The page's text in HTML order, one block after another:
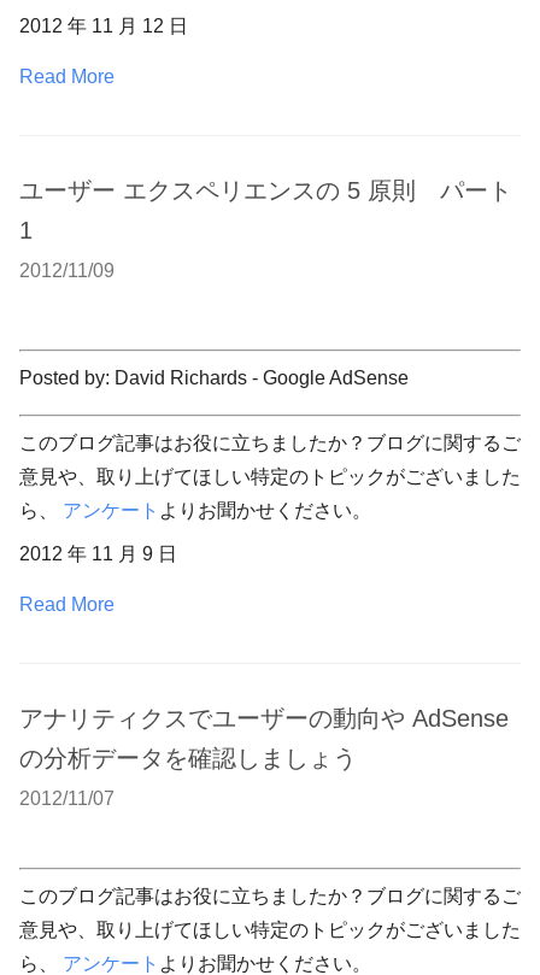
2012 年 11 月 12 日
Read More
ユーザー エクスペリエンスの 5 原則 パート
1
2012/11/09
Posted by: David Richards - Google AdSense
このブログ記事はお役に立ちましたか？ブログに関するご
意見や、取り上げてほしい特定のトピックがございました
ら、 アンケート よりお聞かせください。
2012 年 11 月 9 日
Read More
アナリティクスでユーザーの動向や AdSense
の分析データを確認しましょう
2012/11/07
このブログ記事はお役に立ちましたか？ブログに関するご
意見や、取り上げてほしい特定のトピックがございました
ら、 アンケート よりお聞かせください。